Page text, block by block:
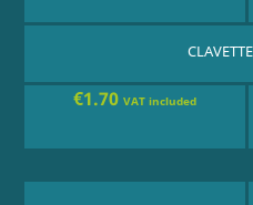
€1.70VAT included